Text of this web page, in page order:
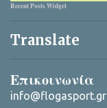
Recent Posts Widget
Translate
Επικοινωνία
info@flogasport.gr